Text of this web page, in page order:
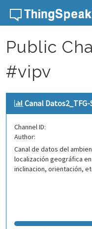
Skip to content
Public
#vipv
Canal Datos2_TFG-
Channel ID:
Author:
Canal de datos del
localización geográfica
inclinacion, orientación,